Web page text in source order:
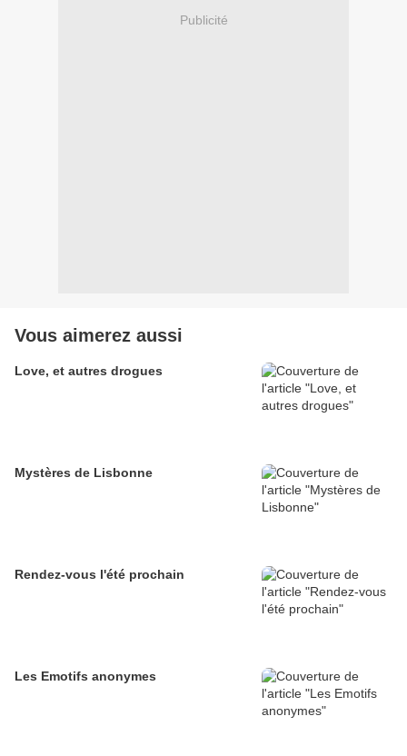
Publicité
Vous aimerez aussi
Love, et autres drogues
Mystères de Lisbonne
Rendez-vous l'été prochain
Les Emotifs anonymes